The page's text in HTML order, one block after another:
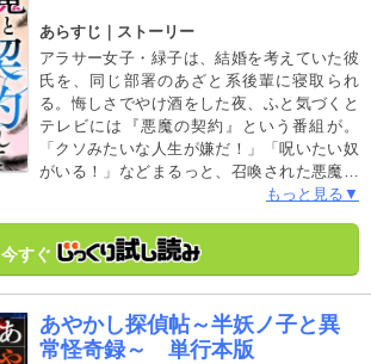
あらすじ｜ストーリー
アラサー女子・緑子は、結婚を考えていた彼
氏を、同じ部署のあざと系後輩に寝取られ
る。悔しさでやけ酒をした夜、ふと気づくと
テレビには『悪魔の契約』という番組が。
「クソみたいな人生が嫌だ！」「呪いたい奴
がいる！」などまるっと、召喚された悪魔が
引き受けるという。緑子が酔った勢いで召喚
れ同居することに。ある日、シーナの魔力で
空を飛ぶ姿を、超絶イケメンに見られてしま
いつつも、空飛ぶ自分を知る唯一の男性・東
条の優しさに段々と惹かれていく緑子。やが
もっと見る▼
今すぐ
あやかし探偵帖～半妖ノ子と異
常怪奇録～ 単行本版